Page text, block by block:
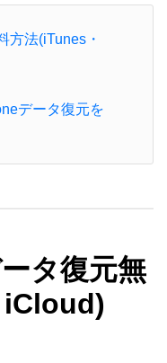
方法(iTunes・
データ復元を
タ復元無